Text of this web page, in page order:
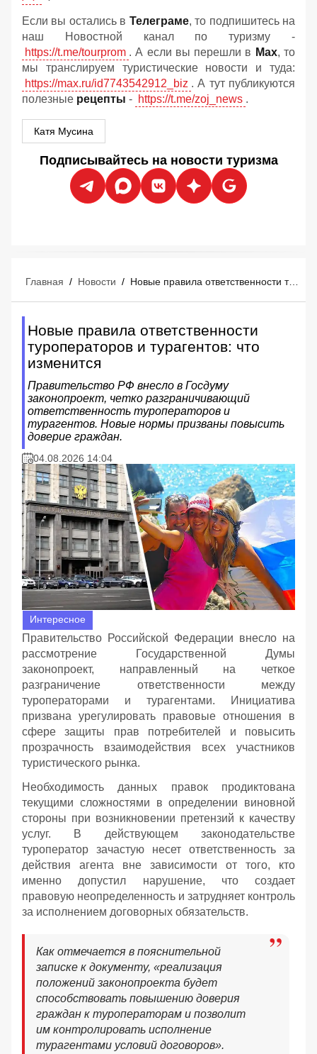
Если вы остались в Телеграме, то подпишитесь на
наш Новостной канал по туризму -
https://t.me/tourprom . А если вы перешли в Мах, то
мы транслируем туристические новости и туда:
https://max.ru/id7743542912_biz . А тут публикуются
полезные рецепты - https://t.me/zoj_news .
Катя Мусина
Подписывайтесь на новости туризма
Главная / Новости / Новые правила ответственности туроператоров и турагентов: что изменится
Новые правила ответственности
туроператоров и турагентов: что
изменится
Правительство РФ внесло в Госдуму
законопроект, четко разграничивающий
ответственность туроператоров и
турагентов. Новые нормы призваны повысить
доверие граждан.
04.08.2026 14:04
Интересное
Правительство Российской Федерации внесло на
рассмотрение Государственной Думы
законопроект, направленный на четкое
разграничение ответственности между
туроператорами и турагентами. Инициатива
призвана урегулировать правовые отношения в
сфере защиты прав потребителей и повысить
прозрачность взаимодействия всех участников
туристического рынка.
Необходимость данных правок продиктована
текущими сложностями в определении виновной
стороны при возникновении претензий к качеству
услуг. В действующем законодательстве
туроператор зачастую несет ответственность за
действия агента вне зависимости от того, кто
именно допустил нарушение, что создает
правовую неопределенность и затрудняет контроль
за исполнением договорных обязательств.
Как отмечается в пояснительной
записке к документу, «реализация
положений законопроекта будет
способствовать повышению доверия
граждан к туроператорам и позволит
им контролировать исполнение
турагентами условий договоров».